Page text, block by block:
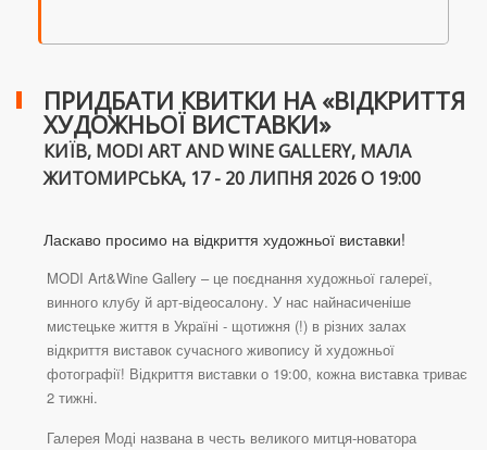
ПРИДБАТИ КВИТКИ НА «ВІДКРИТТЯ
ХУДОЖНЬОЇ ВИСТАВКИ»
КИЇВ, MODI ART AND WINE GALLERY, МАЛА
ЖИТОМИРСЬКА, 17 - 20 ЛИПНЯ 2026 О 19:00
Ласкаво просимо на відкриття художньої виставки!
MODI Art&Wine Gallery – це поєднання художньої галереї,
винного клубу й арт-відеосалону. У нас найнасиченіше
мистецьке життя в Україні - щотижня (!) в різних залах
відкриття виставок сучасного живопису й художньої
фотографії! Відкриття виставки о 19:00, кожна виставка триває
2 тижні.
Галерея Моді названа в честь великого митця-новатора